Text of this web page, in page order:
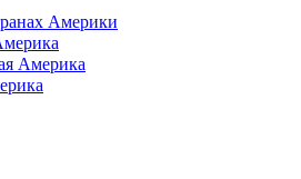
Америки
Америка